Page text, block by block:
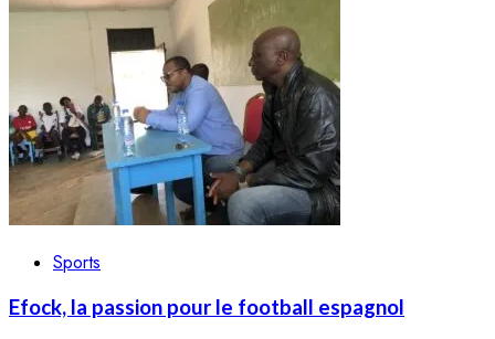
Sports
Efock, la passion pour le football espagnol